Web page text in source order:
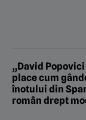
„David
place cum
înotului din
român drept